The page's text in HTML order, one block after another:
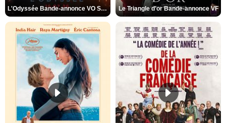
L'Odyssée Bande-annonce VO STFR Le Triangle d'or Bande-annonce VF